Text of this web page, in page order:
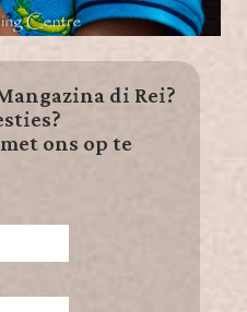
di Rei?
ons op te